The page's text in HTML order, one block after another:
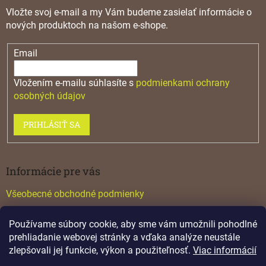
Používame súbory cookie, aby sme vám umožnili pohodlné
prehliadanie webovej stránky a vďaka analýze neustále
zlepšovali jej funkcie, výkon a použiteľnosť. Viac informácií
Vložte svoj e-mail a my Vám budeme zasielať informácie o
nových produktoch na našom e-shope.
Email
Vložením e-mailu súhlasíte s podmienkami ochrany
osobných údajov
PRIHLÁSIŤ SA
Informácie pre vás
Všeobecné obchodné podmienky
Katalógy